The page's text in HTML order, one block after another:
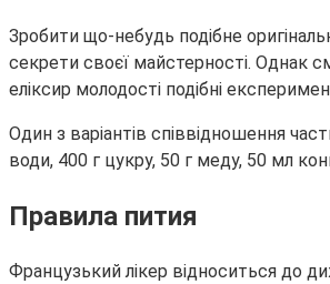
Зробити що-небудь подібне
секрети своєї майстерності. Однак
еліксир молодості подібні
Один з варіантів співвідношення
води, 400 г цукру, 50 г меду, 50 мл
Правила пития
Французький лікер відноситься до